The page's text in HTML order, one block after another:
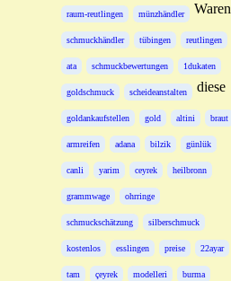
raum-reutlingen münzhändler
schmuckhändler tübingen reutlingen
ata schmuckbewertungen 1dukaten
goldschmuck scheideanstalten
goldankaufstellen gold altini braut
armreifen adana bilzik günlük
canli yarim ceyrek heilbronn
grammwage ohrringe
schmuckschätzung silberschmuck
kostenlos esslingen preise 22ayar
tam çeyrek modelleri burma
Waren
diese